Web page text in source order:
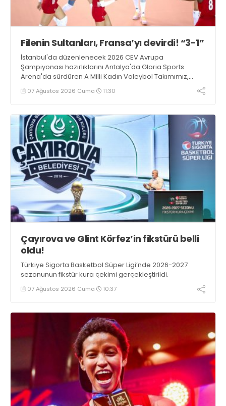
Filenin Sultanları, Fransa’yı devirdi! “3-1”
İstanbul'da düzenlenecek 2026 CEV Avrupa
Şampiyonası hazırlıklarını Antalya'da Gloria Sports
Arena'da sürdüren A Milli Kadın Voleybol Takımımız,
Fransa ile oynadığı hazırlık maçından 3-1 galip ayrıldı.
07 Ağustos 2026 Cuma 11:30
Çayırova ve Glint Körfez’in fikstürü belli
oldu!
Türkiye Sigorta Basketbol Süper Ligi’nde 2026-2027
sezonunun fikstür kura çekimi gerçekleştirildi.
07 Ağustos 2026 Cuma 10:37